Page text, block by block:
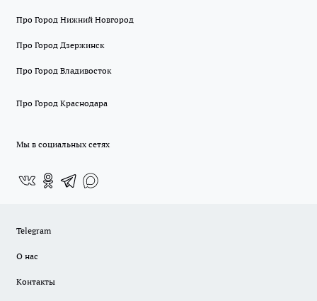
Про Город Нижний Новгород
Про Город Дзержинск
Про Город Владивосток
Про Город Краснодара
Мы в социальных сетях
Telegram
О нас
Контакты